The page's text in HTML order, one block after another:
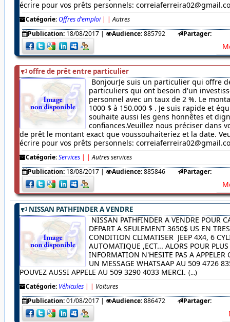
écrire pour vos prêts personnels:
Catégorie:Offres d'emploi | | Autres
Publication: 18/08/2017| Audience:885792 Partager:
offre de prêt entre particulier
BonjourJe suis un particulier qui offre
particuliers qui ont besoin d'un
personnel avec un taux de 2 %. Le
1000 $ à 150.000 $ . Je suis rapide et
souhaite aussi les gens honnêtes et
confiances.Veuillez nous préciser dans
de prêt le montant exact que voussouhaiteriez et la date.
écrire pour vos prêts personnels:
Catégorie:Services | | Autres services
Publication: 18/08/2017| Audience:885846 Partager:
NISSAN PATHFINDER A VENDRE
NISSAN PATHFINDER A VENDRE POUR
DEPART A SEULEMENT 3650$ US EN
CONDITION CLIMATISER JEEP 4X4, 6
AUTOMATIQUE ,ECT... ALORS POUR PLUS
INFORMATION N'HESITE PAS A APPELER
UN MESSAGE WHATSAAP AU 509 4726
POUVEZ AUSSI APPELE AU 509 3290 4033 MERCI. (...)
Catégorie: Véhicules | | Voitures
Publication:01/08/2017| Audience:886472 Partager: